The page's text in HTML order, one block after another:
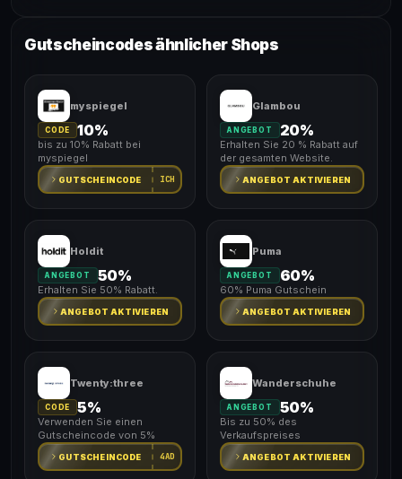
Gutscheincodes ähnlicher Shops
myspiegel
CODE 10%
bis zu 10% Rabatt bei
myspiegel
GUTSCHEINCODE ICH
Glambou
ANGEBOT 20%
Erhalten Sie 20 % Rabatt auf
der gesamten Website.
ANGEBOT AKTIVIEREN
Holdit
ANGEBOT 50%
Erhalten Sie 50% Rabatt.
ANGEBOT AKTIVIEREN
Puma
ANGEBOT 60%
60% Puma Gutschein
ANGEBOT AKTIVIEREN
Twenty:three
CODE 5%
Verwenden Sie einen
Gutscheincode von 5%
GUTSCHEINCODE 4AD
Wanderschuhe
ANGEBOT 50%
Bis zu 50% des
Verkaufspreises
ANGEBOT AKTIVIEREN